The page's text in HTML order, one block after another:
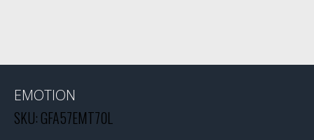
EMOTION
SKU: GFA57EMT70L